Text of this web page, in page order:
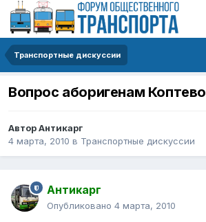
Транспортные дискуссии
Вопрос аборигенам Коптево
АвторАнтикарг
4 марта, 2010 в Транспортные дискуссии
Антикарг
Опубликовано 4 марта, 2010